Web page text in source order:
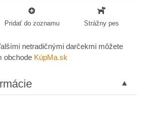
Pridať do zoznamu Strážny pes
netradičnými darčekmi môžete
obchode KúpMa.sk